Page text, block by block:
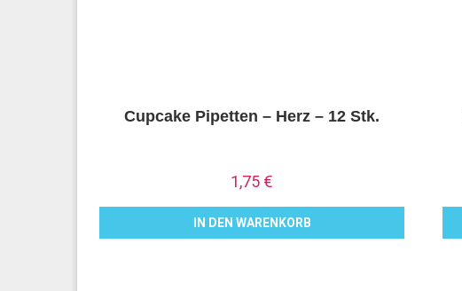
Cupcake Pipetten – Herz – 12 Stk.
1,75 €
IN DEN WARENKORB